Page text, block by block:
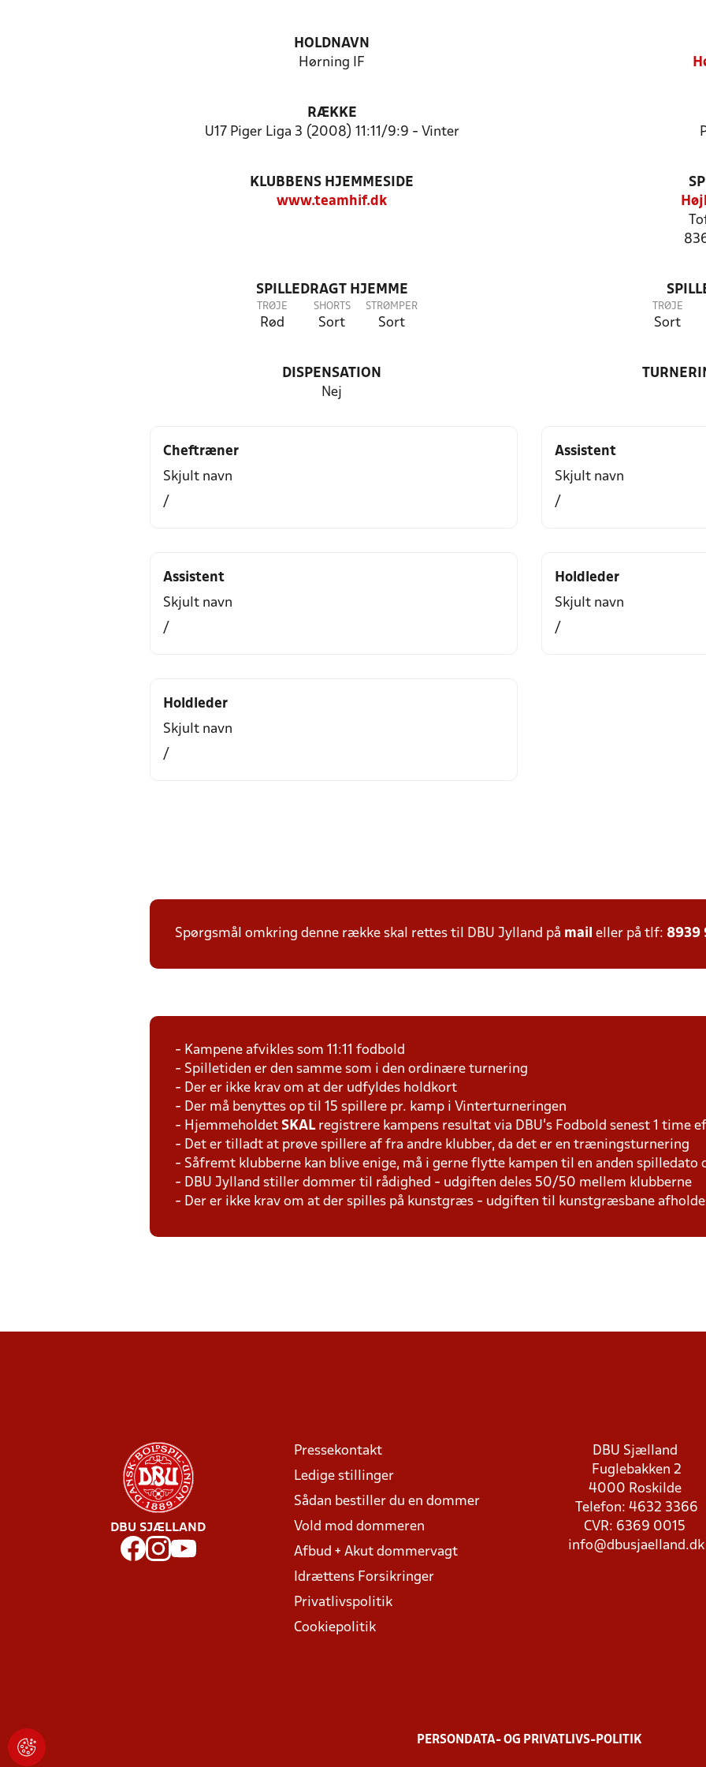
HOLDNAVN
Hørning IF
RÆKKE
U17 Piger Liga 3 (2008) 11:11/9:9 - Vinter
KLUBBENS HJEMMESIDE
www.teamhif.dk
SPILLEDRAGT HJEMME
TRØJE
Rød
SHORTS
Sort
STRØMPER
Sort
TRØJE
Sort
DISPENSATION
Nej
Cheftræner
Skjult navn
/
Assistent
Skjult navn
/
Assistent
Skjult navn
/
Holdleder
Skjult navn
/
Holdleder
Skjult navn
/
Spørgsmål omkring denne række skal rettes til DBU Jylland på mail eller på tlf: 8939
- Kampene afvikles som 11:11 fodbold
- Spilletiden er den samme som i den ordinære turnering
- Der er ikke krav om at der udfyldes holdkort
- Der må benyttes op til 15 spillere pr. kamp i Vinterturneringen
- Hjemmeholdet SKAL registrere kampens resultat via DBU's Fodbold senest 1 time
- Det er tilladt at prøve spillere af fra andre klubber, da det er en træningsturnering
- Såfremt klubberne kan blive enige, må i gerne flytte kampen til en anden
- DBU Jylland stiller dommer til rådighed - udgiften deles 50/50 mellem klubberne
- Der er ikke krav om at der spilles på kunstgræs - udgiften til kunstgræsbane
DBU SJÆLLAND
Pressekontakt
Ledige stillinger
Sådan bestiller du en dommer
Vold mod dommeren
Afbud + Akut dommervagt
Idrættens Forsikringer
Privatlivspolitik
Cookiepolitik
DBU Sjælland
Fuglebakken 2
4000 Roskilde
Telefon: 4632 3366
CVR: 6369 0015
info@dbusjaelland.dk
PERSONDATA- OG PRIVATLIVS-POLITIK